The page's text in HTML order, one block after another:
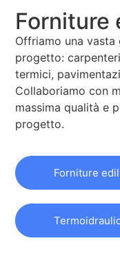
Forniture
Offriamo una
progetto:
termici,
Collaboriamo con
massima qualità e
progetto.
Forniture